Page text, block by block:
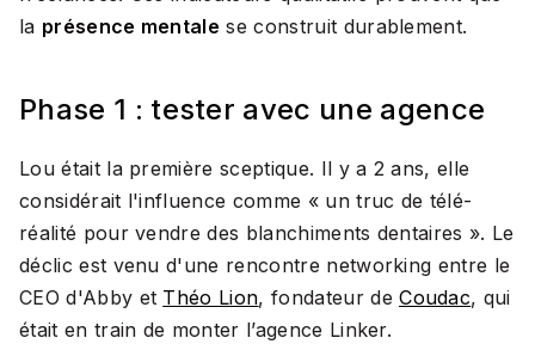
la présence mentale se construit durablement.
Phase 1 : tester avec une agence
Lou était la première sceptique. Il y a 2 ans, elle
considérait l'influence comme « un truc de télé-
réalité pour vendre des blanchiments dentaires ». Le
déclic est venu d'une rencontre networking entre le
CEO d'Abby et Théo Lion, fondateur deCoudac, qui
était en train de monter l’agence Linker.